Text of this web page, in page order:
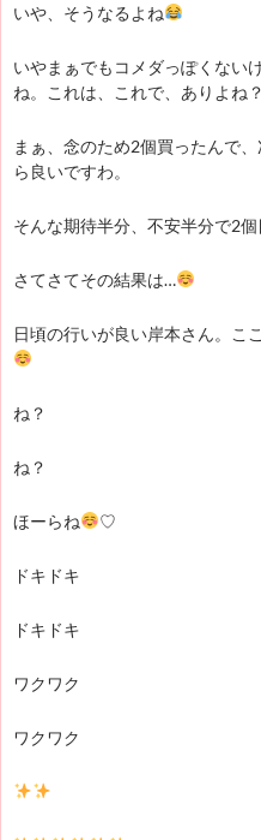
いや、そうなるよね
いやまぁでもコメダっぽくない
ね。これは、これで、ありよね？
まぁ、念のため2個買ったんで
ら良いですわ。
そんな期待半分、不安半分で2個
さてさてその結果は…
日頃の行いが良い岸本さん。こ
ね？
ね？
ほーらね ♡
ドキドキ
ドキドキ
ワクワク
ワクワク